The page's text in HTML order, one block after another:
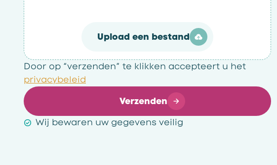
Upload een bestand
Door op “verzenden” te klikken accepteert u het
privacybeleid
Verzenden
Wij bewaren uw gegevens veilig